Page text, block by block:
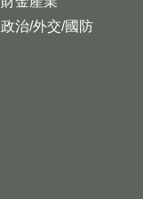
政治/外交/國防